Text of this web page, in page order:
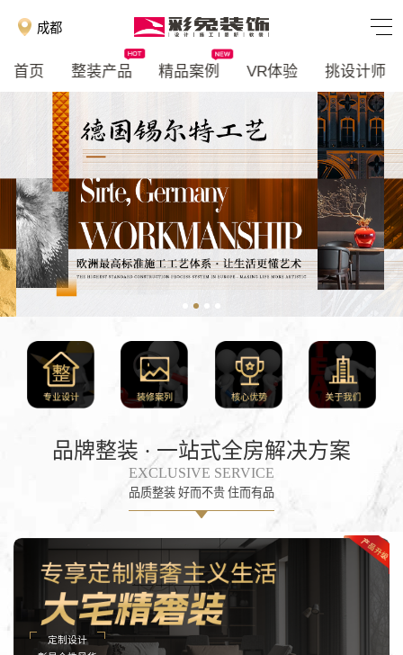
成都
首页 整装产品 精品案例 VR体验 挑设计师
品牌整装 · 一站式全房解决方案
EXCLUSIVE SERVICE
品质整装 好而不贵 住而有品
定制设计